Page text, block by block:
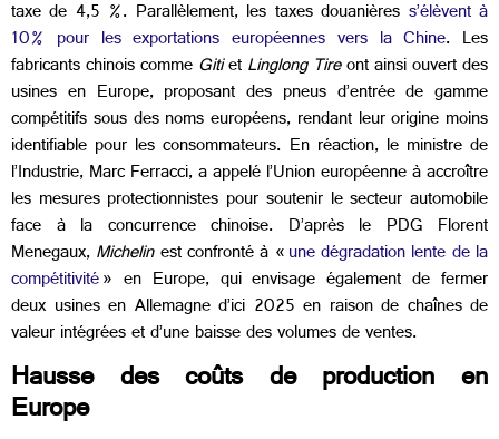
taxe de 4,5 %. Parallèlement, les taxes douanières s’élèvent à
10% pour les exportations européennes vers la Chine. Les
fabricants chinois commeGitietLinglong Tireont ainsi ouvert des
usines en Europe, proposant des pneus d’entrée de gamme
compétitifs sous des noms européens, rendant leur origine moins
identifiable pour les consommateurs. En réaction, le ministre de
l’Industrie, Marc Ferracci, a appelé l’Union européenne à accroître
les mesures protectionnistes​ ​pour soutenir le secteur automobile
face à la concurrence chinoise. D’après le PDG Florent
Menegaux,Michelinest confronté à «une dégradation lente de la
compétitivité» en Europe, qui envisage également de fermer
deux usines en Allemagne d’ici 2025 en raison de chaînes de
valeur intégrées et d’une baisse des volumes de ventes.
Hausse des coûts de production en
Europe